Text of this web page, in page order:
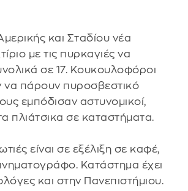
και Σταδίου νέα
με τις πυρκαγιές να
σε 17. Κουκουλοφόροι
πάρουν πυροσβεστικό
εμπόδισαν αστυνομικοί,
πλιάτσικα σε καταστήματα.
είναι σε εξέλιξη σε καφέ,
Κατάστημα έχει
και στην Πανεπιστήμιου.